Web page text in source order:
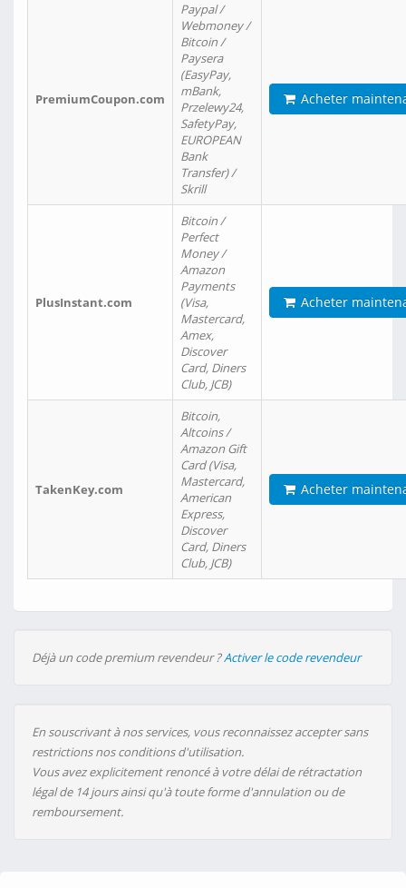
PremiumCoupon.com
Paypal /
Webmoney /
Bitcoin /
Paysera
(EasyPay,
mBank,
Przelewy24,
SafetyPay,
EUROPEAN
Bank
Transfer) /
Skrill
Acheter
PlusInstant.com
Bitcoin /
Perfect
Money /
Amazon
Payments
(Visa,
Mastercard,
Amex,
Discover
Card, Diners
Club, JCB)
Acheter
TakenKey.com
Bitcoin,
Altcoins /
Amazon Gift
Card (Visa,
Mastercard,
American
Express,
Discover
Card, Diners
Club, JCB)
Acheter
Déjà un code premium revendeur ?Activer le code revendeur
En souscrivant à nos services, vous reconnaissez accepter sans
restrictions nos conditions d'utilisation.
Vous avez explicitement renoncé à votre délai de rétractation
légal de 14 jours ainsi qu'à toute forme d'annulation ou de
remboursement.